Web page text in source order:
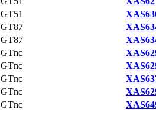
GT51
GT87
GT87
GTnc
GTnc
GTnc
GTnc
GTnc